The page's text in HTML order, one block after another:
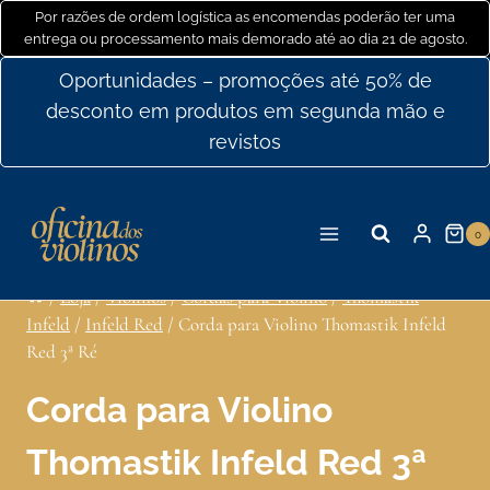
para
conteúdo
Por razões de ordem logística as encomendas poderão ter uma
entrega ou processamento mais demorado até ao dia 21 de agosto.
Oportunidades – promoções até 50% de
desconto em produtos em segunda mão e
revistos
0
/Loja/Violinos/Cordas para Violino/Thomastik
Infeld / Infeld Red / Corda para Violino Thomastik Infeld
Red 3ª Ré
Corda para Violino
Thomastik Infeld Red 3ª